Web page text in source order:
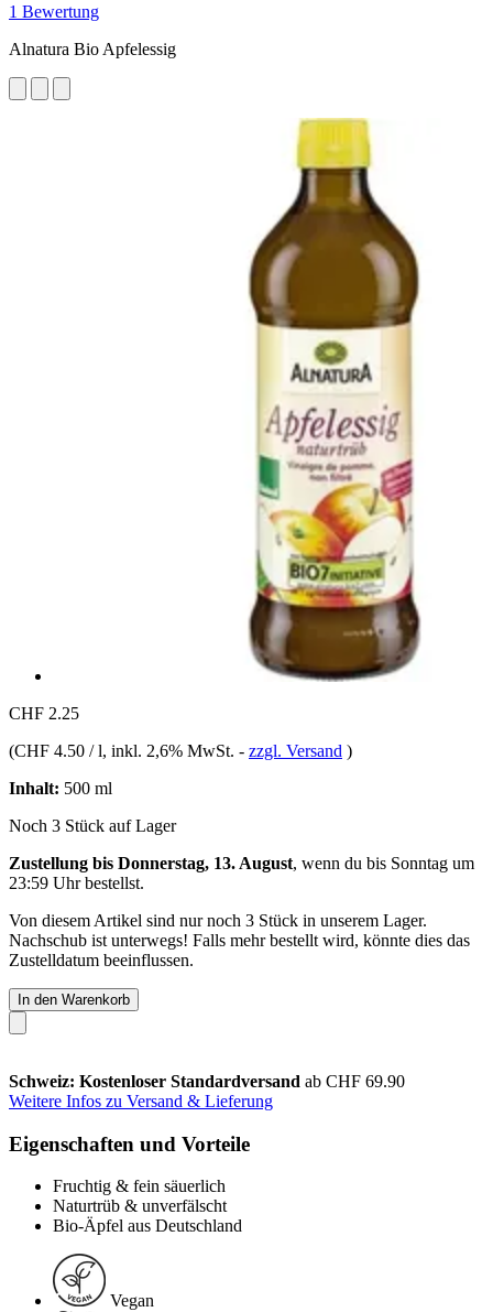
1 Bewertung
Alnatura Bio Apfelessig
CHF 2.25
(CHF 4.50 / l, inkl. 2,6% MwSt. - zzgl. Versand )
Inhalt: 500 ml
Noch 3 Stück auf Lager
Zustellung bis Donnerstag, 13. August, wenn du bis Sonntag um
23:59 Uhrbestellst.
Von diesem Artikel sind nur noch 3 Stück in unserem Lager.
Nachschub ist unterwegs! Falls mehr bestellt wird, könnte dies das
Zustelldatum beeinflussen.
In den Warenkorb
Schweiz: Kostenloser Standardversand ab CHF 69.90
Weitere Infos zu Versand & Lieferung
Eigenschaften und Vorteile
Fruchtig & fein säuerlich
Naturtrüb & unverfälscht
Bio-Äpfel aus Deutschland
Vegan